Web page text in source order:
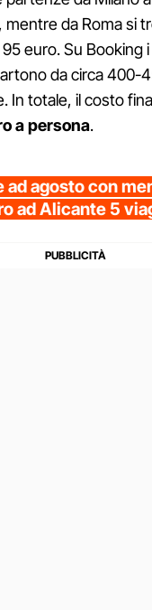
mentre da Roma si
euro. Su Booking
da circa 400-
In totale, il costo
a persona.
ad agosto con
ad Alicante 5